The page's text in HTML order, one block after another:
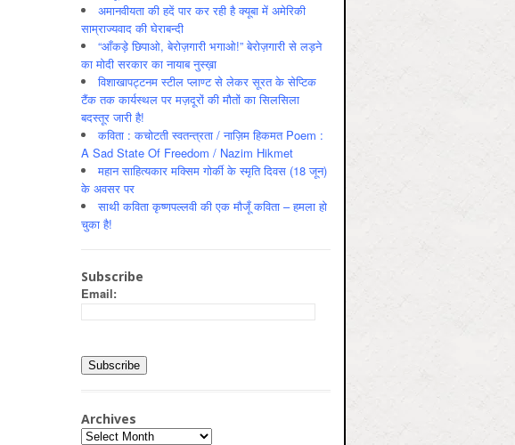
अमानवीयता की हदें पार कर रही है क्यूबा में अमेरिकी
साम्राज्यवाद की घेराबन्दी
“आँकड़े छिपाओ, बेरोज़गारी भगाओ!” बेरोज़गारी से लड़ने
का मोदी सरकार का नायाब नुस्ख़ा
विशाखापट्टनम स्टील प्लाण्ट से लेकर सूरत के सेप्टिक
टैंक तक कार्यस्थल पर मज़दूरों की मौतों का सिलसिला
बदस्तूर जारी है!
कविता : कचोटती स्वतन्त्रता / नाज़िम हिकमत Poem :
A Sad State Of Freedom / Nazim Hikmet
महान साहित्यकार मक्सिम गोर्की के स्मृति दिवस (18 जून)
के अवसर पर
साथी कविता कृष्णपल्लवी की एक मौजूँ कविता – हमला हो
चुका है!
Subscribe
Email:
Archives
Archives